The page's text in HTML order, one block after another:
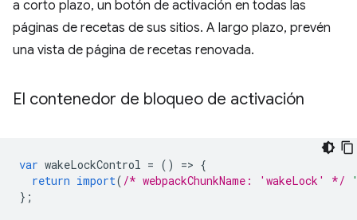
a corto plazo, un botón de activación en todas las
páginas de recetas de sus sitios. A largo plazo, prevén
una vista de página de recetas renovada.
El contenedor de bloqueo de activación
var wakeLockControl = () => {
return import( /* webpackChunkName: 'wakeLock' */
};